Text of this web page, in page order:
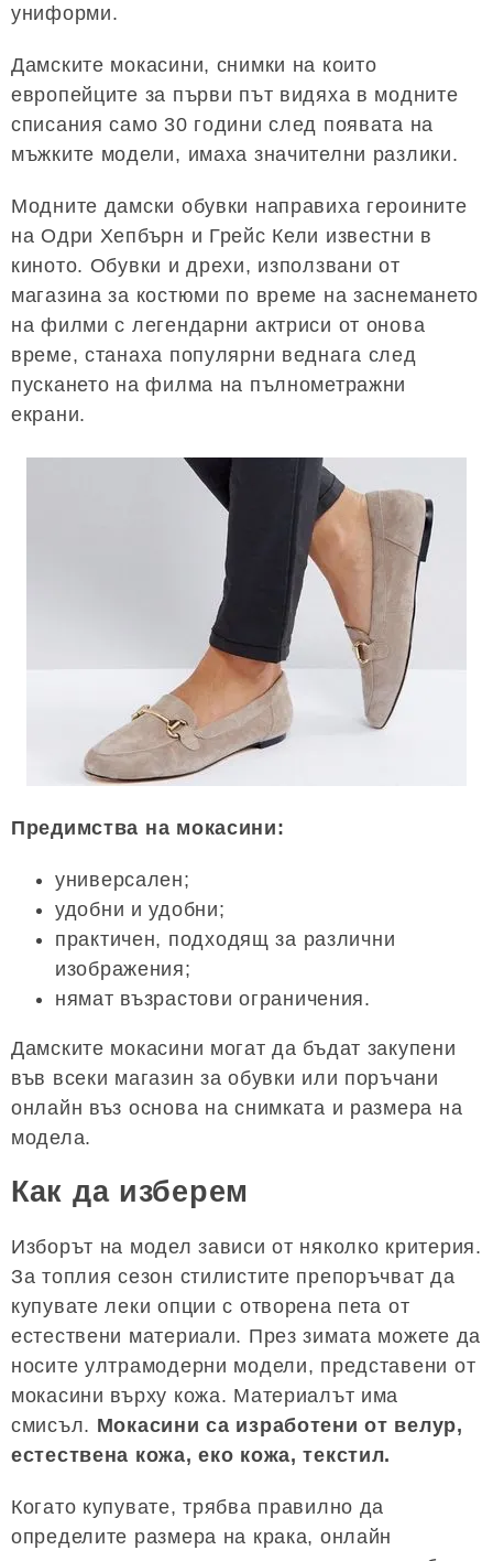
униформи.
Дамските мокасини, снимки на които
европейците за първи път видяха в модните
списания само 30 години след появата на
мъжките модели, имаха значителни разлики.
Модните дамски обувки направиха героините
на Одри Хепбърн и Грейс Кели известни в
киното. Обувки и дрехи, използвани от
магазина за костюми по време на заснемането
на филми с легендарни актриси от онова
време, станаха популярни веднага след
пускането на филма на пълнометражни
екрани.
Предимства на мокасини:
универсален;
удобни и удобни;
практичен, подходящ за различни
изображения;
нямат възрастови ограничения.
Дамските мокасини могат да бъдат закупени
във всеки магазин за обувки или поръчани
онлайн въз основа на снимката и размера на
модела.
Как да изберем
Изборът на модел зависи от няколко критерия.
За топлия сезон стилистите препоръчват да
купувате леки опции с отворена пета от
естествени материали. През зимата можете да
носите ултрамодерни модели, представени от
мокасини върху кожа. Материалът има
смисъл. Мокасини са изработени от велур,
естествена кожа, еко кожа, текстил.
Когато купувате, трябва правилно да
определите размера на крака, онлайн